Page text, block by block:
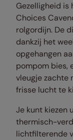
Gezelligheid is
Choices
rolgordijn. De
dankzij het
opgehangen
pompom bies,
vleugje zachte
frisse lucht te
Je kunt kiezen
thermisch-
lichtfilterende